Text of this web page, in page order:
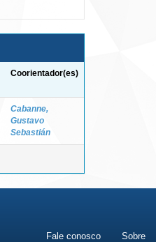
Coorientador(es)
Cabanne,
Gustavo
Sebastián
Fale conosco Sobre